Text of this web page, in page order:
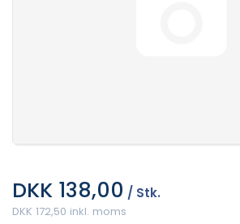
DKK 138,00 / Stk.
DKK 172,50 inkl. moms